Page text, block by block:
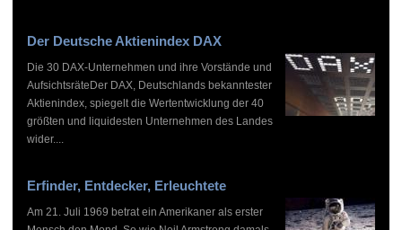
Der Deutsche Aktienindex DAX
Die 30 DAX-Unternehmen und ihre Vorstände und
AufsichtsräteDer DAX, Deutschlands bekanntester
Aktienindex, spiegelt die Wertentwicklung der 40
größten und liquidesten Unternehmen des Landes
wider....
Erfinder, Entdecker, Erleuchtete
Am 21. Juli 1969 betrat ein Amerikaner als erster